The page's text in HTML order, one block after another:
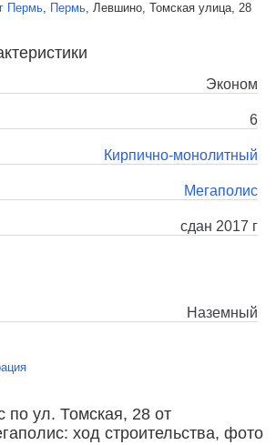
Пермь, Пермь, Левшино, Томская улица, 28
Эконом
6
Кирпично-монолитный
Мегаполис
сдан 2017 г
Наземный
ул. Томская, 28 от
ход строительства, фото